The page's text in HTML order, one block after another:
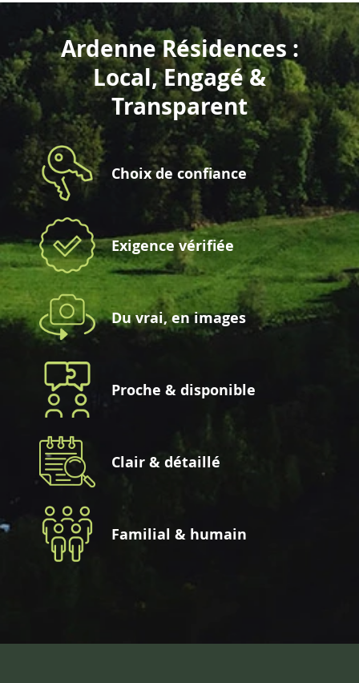
Ardenne Résidences :
Local, Engagé &
Transparent
Choix de confiance
Exigence vérifiée
Du vrai, en images
Proche & disponible
Clair & détaillé
Familial & humain